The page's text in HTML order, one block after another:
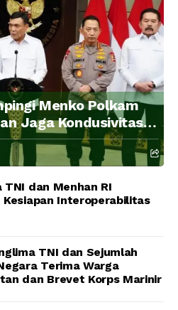
Menko Polkam
Jaga Kondusivitas
TNI dan Menhan RI
Kesiapan Interoperabilitas
TNI dan Sejumlah
Terima Warga
dan Brevet Korps Marinir